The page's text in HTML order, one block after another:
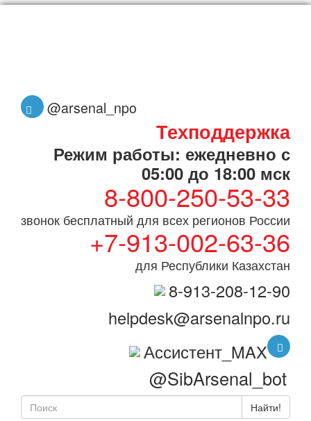
@arsenal_npo
Техподдержка
Режим работы: ежедневно с
05:00 до 18:00 мск
8-800-250-53-33
звонок бесплатный для всех регионов России
+7-913-002-63-36
для Республики Казахстан
8-913-208-12-90
helpdesk@arsenalnpo.ru
Ассистент_MAX
@SibArsenal_bot
Найти!